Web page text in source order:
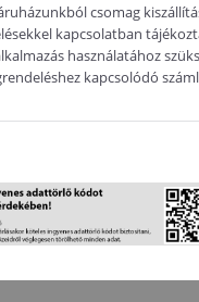
csomag
kapcsolatban
használatához
kapcsolódó